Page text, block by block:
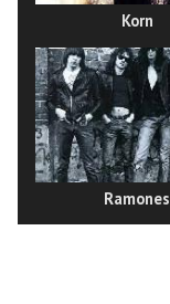
Korn
Ramones